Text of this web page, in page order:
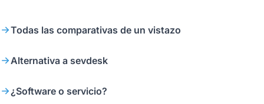
Todas las comparativas de un vistazo
Alternativa a sevdesk
¿Software o servicio?